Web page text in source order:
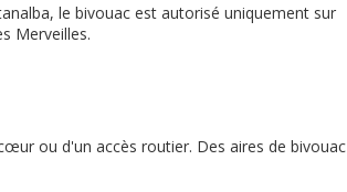
le bivouac est autorisé uniquement sur
Merveilles.
ou d'un accès routier. Des aires de bivouac